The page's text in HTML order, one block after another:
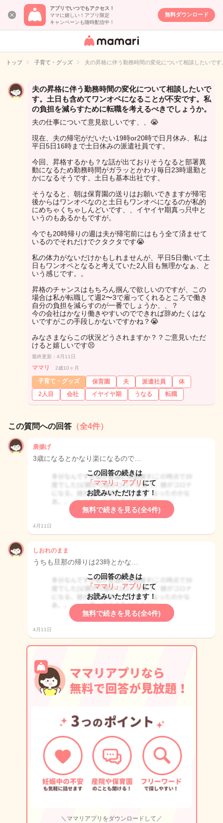
アプリでいつでもアクセス！
ママに嬉しい！アプリ限定
キャンペーンも随時配信中！
無料ダウンロード
女性専用匿名QA
イト
トップ 子育て・グッズ 夫の昇格に伴う勤務時間の変化について相談したいで
夫の昇格に伴う勤務時間の変化について相談したいで
す。土日も含めてワンオペになることが不安です。私
の負担を減らすために転職を考えるべきでしょうか。
夫の仕事について意見欲しいです、、😭
現在、夫の帰宅がだいたい19時or20時で日月休み、私は
平日5日16時まで土日休みの派遣社員です。
今回、昇格するかも？な話が出ておりそうなると部署異
動になるため勤務時間がガラッとかわり毎日23時退勤と
かになるそうです。土日も基本出社です。
そうなると、朝は保育園の送りはお願いできますが帰宅
後からはワンオペなのと土日もワンオペになるのが私的
にめちゃくちゃしんどいです、、イヤイヤ期真っ只中と
いうのもあるかもですが。
今でも20時帰りの週は夫が帰宅前にはもう全て済ませて
いるのでそれだけでクタクタです😭
私の体力がないだけかもしれませんが、平日5日働いて土
日もワンオペとなると考えていた2人目も無理かなぁ、と
いう感じです。。
昇格のチャンスはもちろん掴んで欲しいのですが、この
場合は私が転職して週2〜3で雇ってくれるところで働き
自分の負担を減らすのが一番でしょうか、、？
今の会社はかなり働きやすいのでできれば辞めたくはな
いですがこの手段しかないですかね？😭
みなさまならこの状況どうされますか？？ご意見いただ
けると嬉しいです😣
最終更新：4月11日
ママリ 2歳10ヶ月
子育て・グッズ 保育園 夫 派遣社員
体
2人目
会社 イヤイヤ期 うなる 転職
この質問への回答 （全4件）
唐揚げ
3歳になるとかなり楽になるので…
この回答の続きは
「ママリ」アプリ にて
お読みいただけます！
無料で続きを見る(全4件)
4月11日
しおれのまま
うちも旦那の帰りは23時とかな…
この回答の続きは
「ママリ」アプリ にて
お読みいただけます！
無料で続きを見る(全4件)
4月11日
＼ママリアプリをダウンロードして／